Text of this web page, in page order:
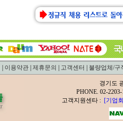
이용약관 제휴문의 고객센터 불량업체/구
경기도
PHONE. 02-
고객지원센타 : [기업